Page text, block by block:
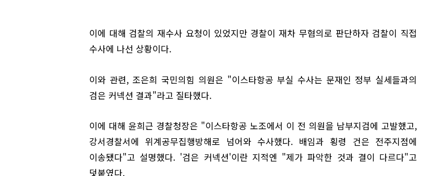
이에 대해 검찰의 재수사 요청이 있었지만 경찰이 재차 무혐의로 판단하자 검찰이 직접
수사에 나선 상황이다.
이와 관련, 조은희 국민의힘 의원은 "이스타항공 부실 수사는 문재인 정부 실세들과의
검은 커넥션 결과"라고 질타했다.
이에 대해 윤희근 경찰청장은 "이스타항공 노조에서 이 전 의원을 남부지검에 고발했고,
강서경찰서에 위계공무집행방해로 넘어와 수사했다. 배임과 횡령 건은 전주지점에
이송됐다"고 설명했다. '검은 커넥션'이란 지적엔 "제가 파악한 것과 결이 다르다"고
덧붙였다.